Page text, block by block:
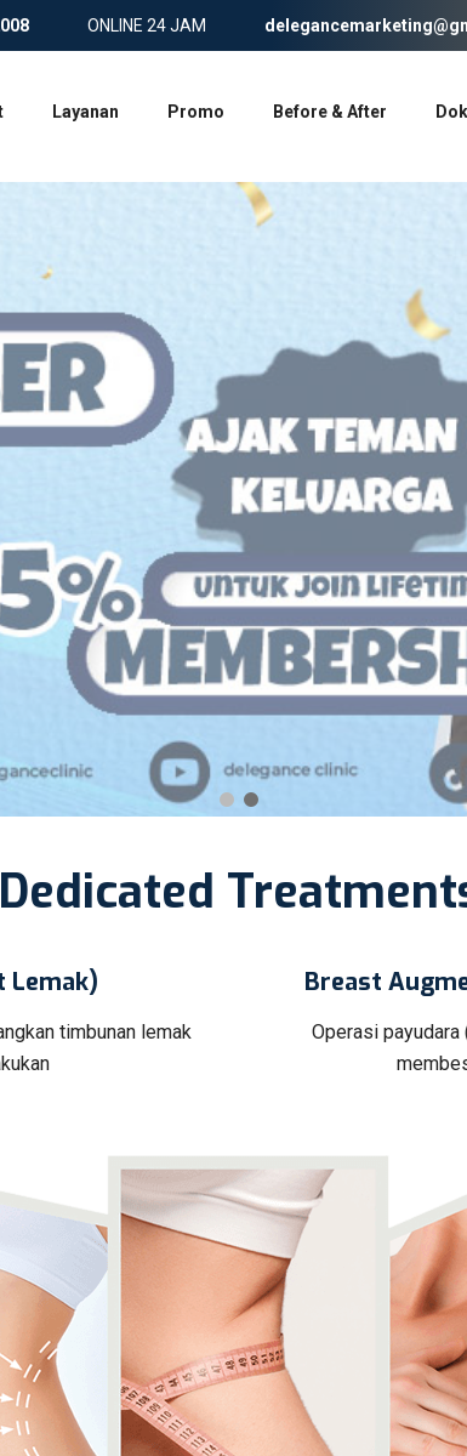
ONLINE 24 JAM
Layanan Promo Before & After
Dedicated
Lemak)
timbunan lemak
Breast
Operasi payudara